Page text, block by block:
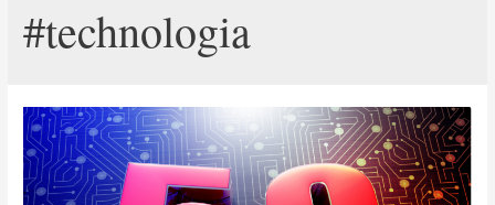
#technologia